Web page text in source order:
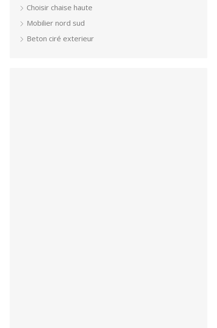
Choisir chaise haute
Mobilier nord sud
Beton ciré exterieur